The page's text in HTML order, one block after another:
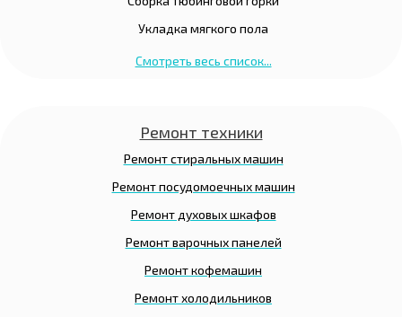
Укладка мягкого пола
Смотреть весь список...
Ремонт техники
Ремонт стиральных машин
Ремонт посудомоечных машин
Ремонт духовых шкафов
Ремонт варочных панелей
Ремонт кофемашин
Ремонт холодильников